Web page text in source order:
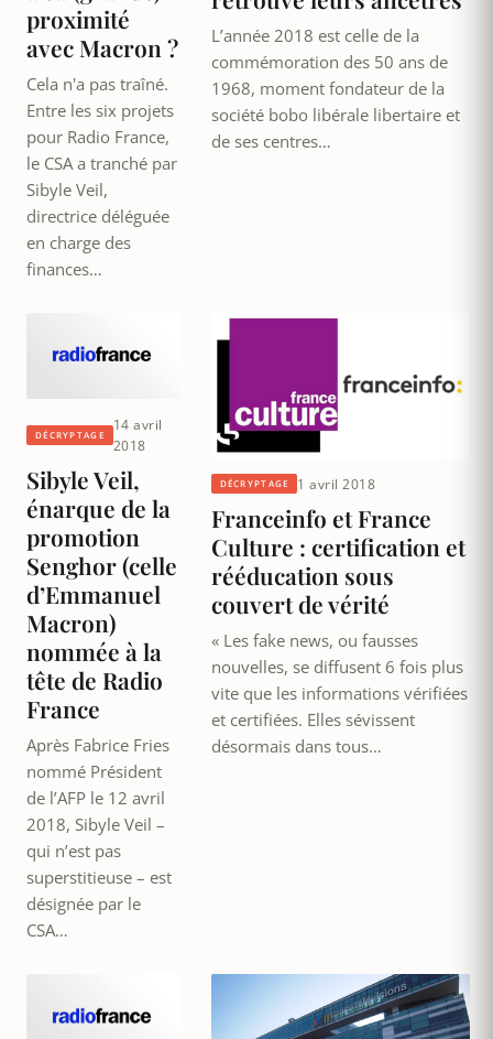
proximité
avec Macron ?
Cela n'a pas traîné.
Entre les six projets
pour Radio France,
le CSA a tranché par
Sibyle Veil,
directrice déléguée
en charge des
finances…
L’année 2018 est celle de la
commémoration des 50 ans de
1968, moment fondateur de la
société bobo libérale libertaire et
de ses centres…
DÉCRYPTAGE
14 avril
2018
Sibyle Veil,
énarque de la
promotion
Senghor (celle
d’Emmanuel
Macron)
nommée à la
tête de Radio
France
Après Fabrice Fries
nommé Président
de l’AFP le 12 avril
2018, Sibyle Veil –
qui n’est pas
superstitieuse – est
désignée par le
CSA…
DÉCRYPTAGE 1 avril 2018
Franceinfo et France
Culture : certification et
rééducation sous
couvert de vérité
« Les fake news, ou fausses
nouvelles, se diffusent 6 fois plus
vite que les informations vérifiées
et certifiées. Elles sévissent
désormais dans tous…